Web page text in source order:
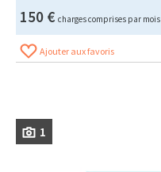
150 € charges comprises par mois
Ajouter aux favoris
1